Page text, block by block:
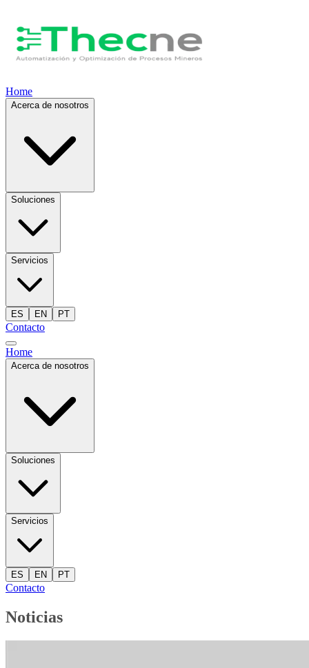
Home
Acerca de nosotros
Soluciones
Servicios
ES EN PT
Contacto
Home
Acerca de nosotros
Soluciones
Servicios
ES EN PT
Contacto
Noticias